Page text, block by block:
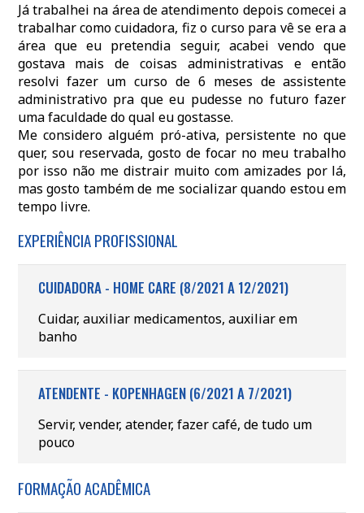
Já trabalhei na área de atendimento depois comecei a
trabalhar como cuidadora, fiz o curso para vê se era a
área que eu pretendia seguir, acabei vendo que
gostava mais de coisas administrativas e então
resolvi fazer um curso de 6 meses de assistente
administrativo pra que eu pudesse no futuro fazer
uma faculdade do qual eu gostasse.
Me considero alguém pró-ativa, persistente no que
quer, sou reservada, gosto de focar no meu trabalho
por isso não me distrair muito com amizades por lá,
mas gosto também de me socializar quando estou em
tempo livre.
EXPERIÊNCIA PROFISSIONAL
CUIDADORA - HOME CARE (8/2021 A 12/2021)
Cuidar, auxiliar medicamentos, auxiliar em
banho
ATENDENTE - KOPENHAGEN (6/2021 A 7/2021)
Servir, vender, atender, fazer café, de tudo um
pouco
FORMAÇÃO ACADÊMICA